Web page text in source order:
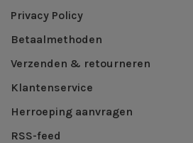
Privacy Policy
Betaalmethoden
Verzenden & retourneren
Klantenservice
Herroeping aanvragen
RSS-feed